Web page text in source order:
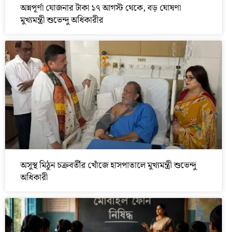
অন্নপূর্ণা যোজনার টাকা ১৭ আগস্ট থেকে, বড় ঘোষণা
মুখ্যমন্ত্রী শুভেন্দু অধিকারীর
অসুস্থ মিঠুন চক্রবর্তীর খোঁজে হাসপাতালে মুখ্যমন্ত্রী শুভেন্দু
অধিকারী